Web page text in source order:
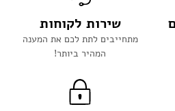
שירות לקוחות
מתחייבים לתת לכם את המענה
המהיר ביותר!